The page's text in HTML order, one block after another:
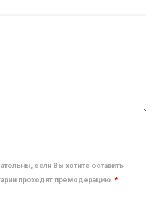
если Вы хотите оставить
проходят премодерацию. *